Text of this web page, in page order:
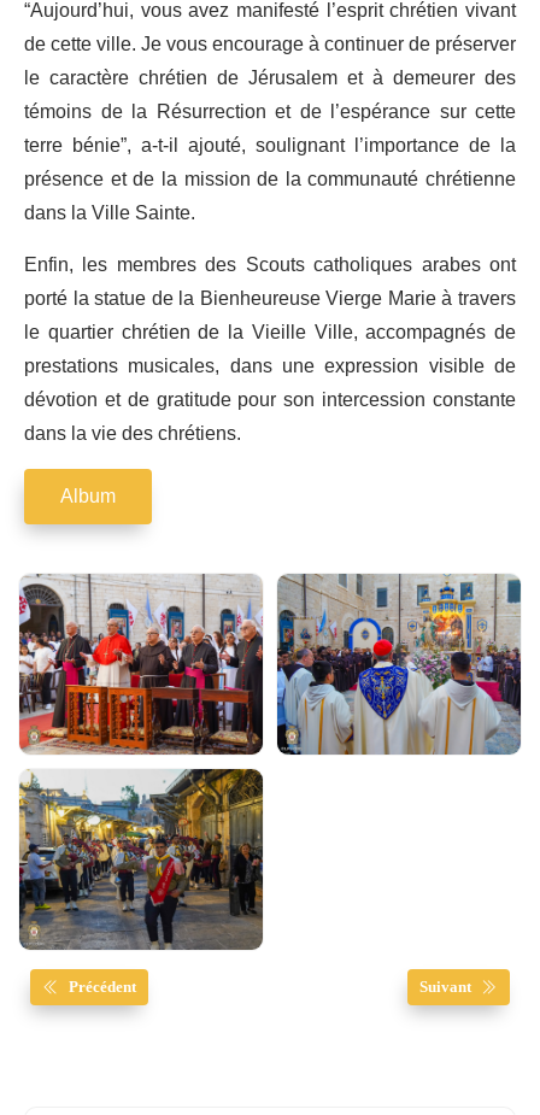
“Aujourd’hui, vous avez manifesté l’esprit chrétien vivant
de cette ville. Je vous encourage à continuer de préserver
le caractère chrétien de Jérusalem et à demeurer des
témoins de la Résurrection et de l’espérance sur cette
terre bénie”, a-t-il ajouté, soulignant l’importance de la
présence et de la mission de la communauté chrétienne
dans la Ville Sainte.
Enfin, les membres des Scouts catholiques arabes ont
porté la statue de la Bienheureuse Vierge Marie à travers
le quartier chrétien de la Vieille Ville, accompagnés de
prestations musicales, dans une expression visible de
dévotion et de gratitude pour son intercession constante
dans la vie des chrétiens.
Album
Précédent Suivant